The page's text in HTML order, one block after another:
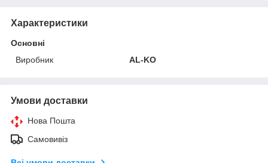
Характеристики
Основні
Виробник
AL-KO
Умови доставки
Нова Пошта
Самовивіз